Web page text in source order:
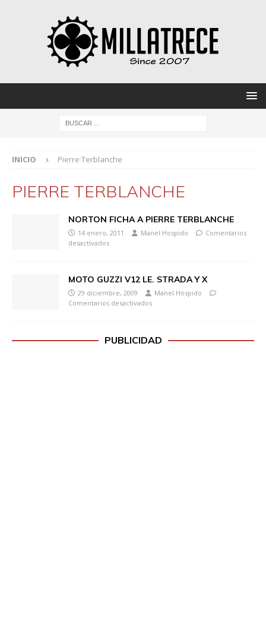
INICIO Pierre Terblanche
PIERRE TERBLANCHE
NORTON FICHA A PIERRE TERBLANCHE
14 enero, 2011 Manel Hospido
Comentarios
desactivados
MOTO GUZZI V12 LE. STRADA Y X
29 diciembre, 2009
Manel Hospido
Comentarios desactivados
PUBLICIDAD